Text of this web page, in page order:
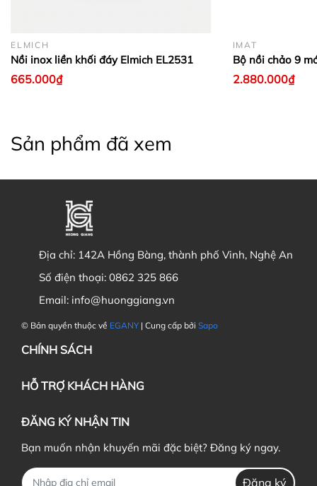
ELMICH
Nồi inox liền khối đáy Elmich EL2531
665.000₫
IMAT
Bộ nồi chảo 9
2.880.000₫
Sản phẩm đã xem
Địa chỉ: 142A Hồng Bàng, thành phố Vinh, Nghệ An
Số điện thoại: 0862 325 866
Email: info@huonggiang.vn
© Bản quyền thuộc về EGANY | Cung cấp bởi Sapo
CHÍNH SÁCH
HỖ TRỢ KHÁCH HÀNG
ĐĂNG KÝ NHẬN TIN
Bạn muốn nhận khuyến mãi đặc biệt? Đăng ký ngay.
Đăng ký